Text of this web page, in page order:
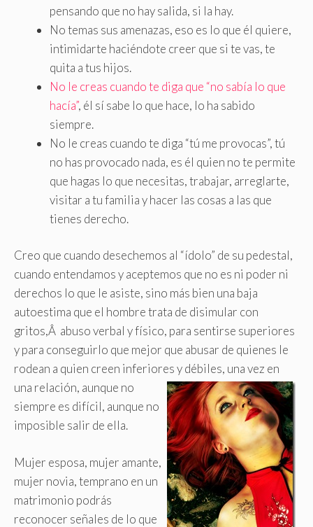
pensando que no hay salida, si la hay.
No temas sus amenazas, eso es lo que él quiere,
intimidarte haciéndote creer que si te vas, te
quita a tus hijos.
No le creas cuando te diga que “no sabía lo que
hacía”, él sí sabe lo que hace, lo ha sabido
siempre.
No le creas cuando te diga “tú me provocas”, tú
no has provocado nada, es él quien no te permite
que hagas lo que necesitas, trabajar, arreglarte,
visitar a tu familia y hacer las cosas a las que
tienes derecho.
Creo que cuando desechemos al “ídolo” de su pedestal,
cuando entendamos y aceptemos que no es ni poder ni
derechos lo que le asiste, sino más bien una baja
autoestima que el hombre trata de disimular con
gritos,Â abuso verbal y físico, para sentirse superiores
y para conseguirlo que mejor que abusar de quienes le
rodean a quien creen inferiores y débiles, una vez en
una relación, aunque no
siempre es difícil, aunque no
imposible salir de ella.
Mujer esposa, mujer amante,
mujer novia, temprano en un
matrimonio podrás
reconocer señales de lo que